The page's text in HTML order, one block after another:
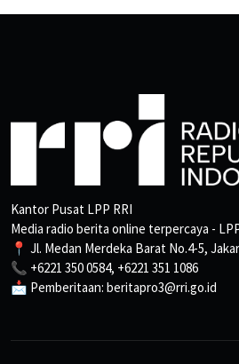
Kantor Pusat LPP RRI
Media radio berita online terpercaya -
📍 Jl. Medan Merdeka Barat No.4-5,
📞 +6221 350 0584, +6221 351 1086
📩 Pemberitaan: beritapro3@rri.go.id